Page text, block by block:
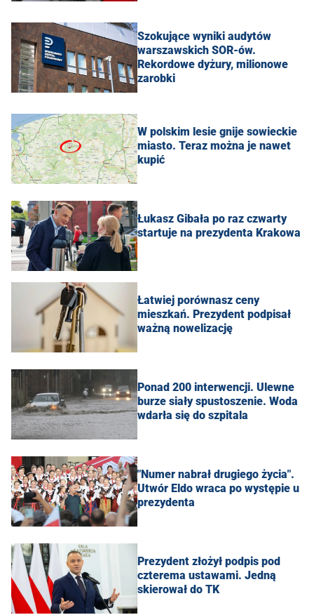
Szokujące wyniki audytów
warszawskich SOR-ów.
Rekordowe dyżury, milionowe
zarobki
W polskim lesie gnije sowieckie
miasto. Teraz można je nawet
kupić
Łukasz Gibała po raz czwarty
startuje na prezydenta Krakowa
Łatwiej porównasz ceny
mieszkań. Prezydent podpisał
ważną nowelizację
Ponad 200 interwencji. Ulewne
burze siały spustoszenie. Woda
wdarła się do szpitala
"Numer nabrał drugiego życia".
Utwór Eldo wraca po występie u
prezydenta
Prezydent złożył podpis pod
czterema ustawami. Jedną
skierował do TK